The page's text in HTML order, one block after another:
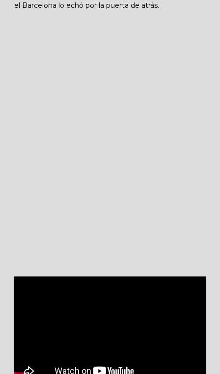
el Barcelona lo echó por la puerta de atrás.